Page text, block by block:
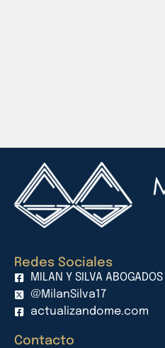
Redes Sociales
MILAN Y SILVA ABOGADOS
@MilanSilva17
actualizandome.com
Contacto